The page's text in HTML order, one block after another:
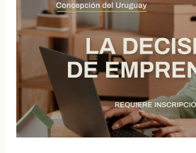
Tambero
Quesero